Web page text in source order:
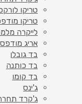
טריקו
טריקו
לייקרה
אריג מודפס
בד גובלן
בד כותנה
בד קומו
ג'ינס
ג'קרד